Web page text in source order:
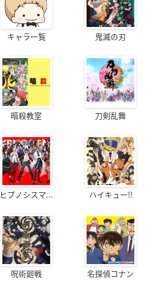
キャラ一覧 鬼滅の刃
暗殺教室 刀剣乱舞
ヒプノシスマ... ハイキュー!!
呪術廻戦 名探偵コナン